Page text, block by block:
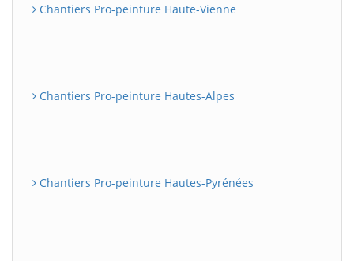
Chantiers Pro-peinture Haute-Vienne
Chantiers Pro-peinture Hautes-Alpes
Chantiers Pro-peinture Hautes-Pyrénées